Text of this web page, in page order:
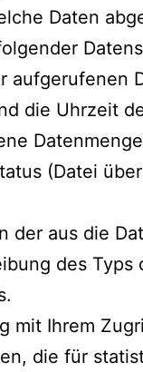
Daten
aufgerufenen
die Uhrzeit
(Datei
der aus die
des Typs
mit Ihrem
die für